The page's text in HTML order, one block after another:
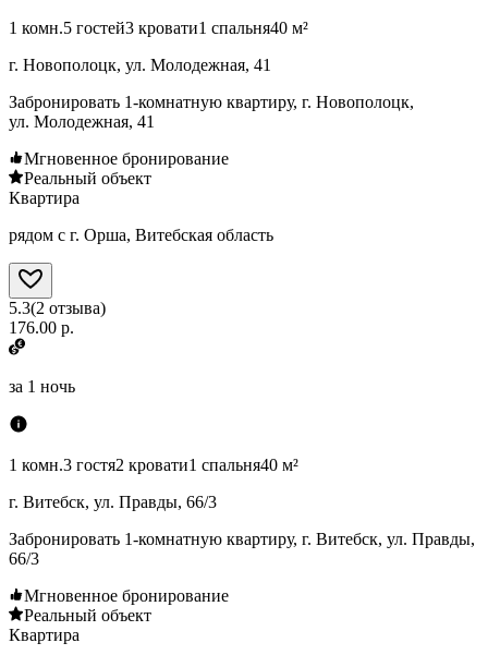
1 комн.5 гостей3 кровати1 спальня40 м²
г. Новополоцк, ул. Молодежная, 41
Забронировать 1-комнатную квартиру, г. Новополоцк,
ул. Молодежная, 41
Мгновенное бронирование
Реальный объект
Квартира
рядом с г. Орша, Витебская область
5.3(2 отзыва)
176.00 р.
за 1 ночь
1 комн.3 гостя2 кровати1 спальня40 м²
г. Витебск, ул. Правды, 66/3
Забронировать 1-комнатную квартиру, г. Витебск, ул. Правды,
66/3
Мгновенное бронирование
Реальный объект
Квартира